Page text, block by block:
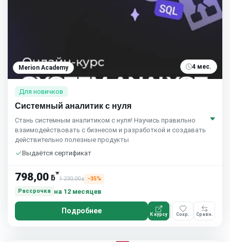
Merion Academy 4 мес.
Для новичков
Системный аналитик с нуля
Стань системным аналитиком с нуля! Научись правильно
взаимодействовать с бизнесом и разработкой и создавать
действительно полезные продукты
Выдаётся сертификат
798,00 ƃ*
1 230,00ƃ
−35%
Рассрочка
на 12 месяцев
Подробнее К курсу Сохр. Сравн.